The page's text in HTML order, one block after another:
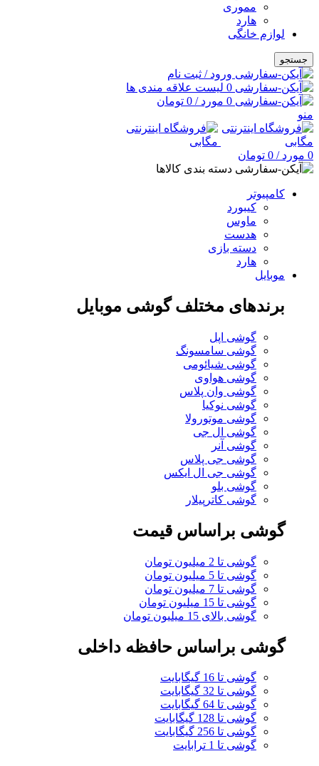
مموری
هارد
لوازم خانگی
جستجو
ورود / ثبت نام
0 لیست علاقه مندی ها
0 مورد/
0 تومان
منو
0 مورد/
0 تومان
دسته بندی کالاها
کامپیوتر
کیبورد
ماوس
هدست
دسته بازی
هارد
موبایل
برندهای مختلف گوشی موبایل
گوشی اپل
گوشی سامسونگ
گوشی شیائومی
گوشی هواوی
گوشی وان پلاس
گوشی نوکیا
گوشی موتورولا
گوشی ال جی
گوشی آنر
گوشی جی پلاس
گوشی جی ال ایکس
گوشی بلو
گوشی کاترپیلار
گوشی براساس قیمت
گوشی تا 2 میلیون تومان
گوشی تا 5 میلیون تومان
گوشی تا 7 میلیون تومان
گوشی تا 15 میلیون تومان
گوشی بالای 15 میلیون تومان
گوشی براساس حافظه داخلی
گوشی تا 16 گیگابایت
گوشی تا 32 گیگابایت
گوشی تا 64 گیگابایت
گوشی تا 128 گیگابایت
گوشی تا 256 گیگابایت
گوشی تا 1 ترابایت